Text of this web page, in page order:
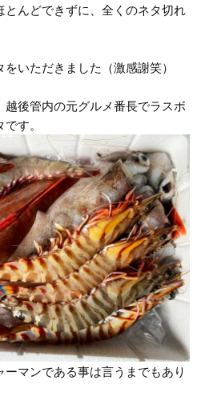
とんどできずに、全くのネタ切れ
いただきました（激感謝笑）
越後管内の元グルメ番長でラスボ
す。
マンである事は言うまでもあり